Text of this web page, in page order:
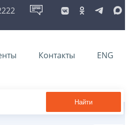
Контакты ENG
Найти